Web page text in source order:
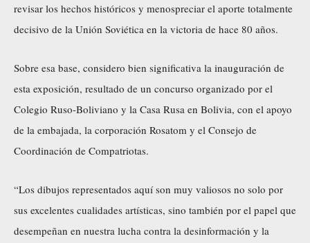
revisar los hechos históricos y menospreciar el aporte totalmente
decisivo de la Unión Soviética en la victoria de hace 80 años.
Sobre esa base, considero bien significativa la inauguración de
esta exposición, resultado de un concurso organizado por el
Colegio Ruso-Boliviano y la Casa Rusa en Bolivia, con el apoyo
de la embajada, la corporación Rosatom y el Consejo de
Coordinación de Compatriotas.
“Los dibujos representados aquí son muy valiosos no solo por
sus excelentes cualidades artísticas, sino también por el papel que
desempeñan en nuestra lucha contra la desinformación y la